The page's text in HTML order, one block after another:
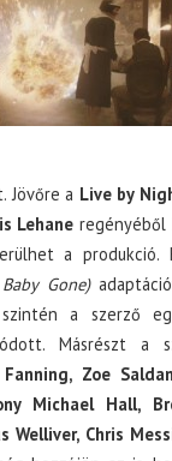
Jövőre a Live by
Lehane regényéből
a produkció.
Gone)
a szerző
Másrészt a
Zoe
Michael Hall,
Welliver, Chris